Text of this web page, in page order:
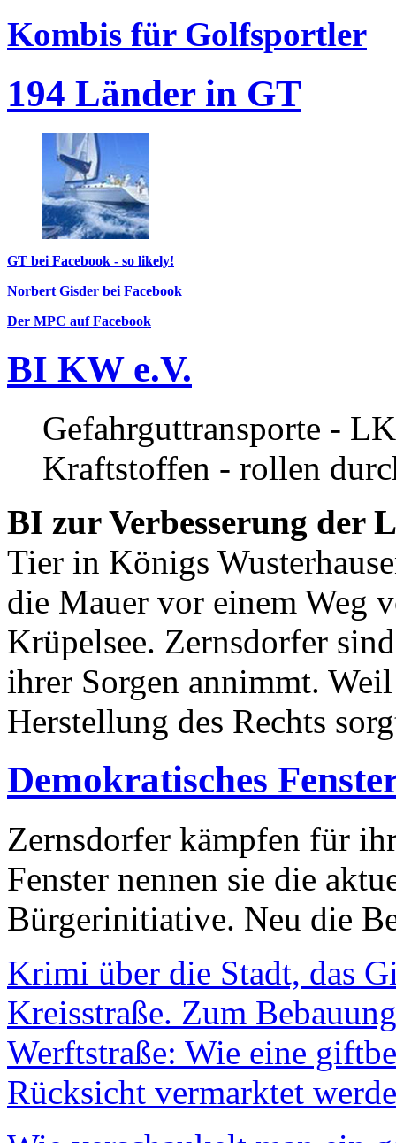
Kombis für Golfsportler
194 Länder in GT
GT bei Facebook - so likely!
Norbert Gisder bei Facebook
Der MPC auf Facebook
BI KW e.V.
Gefahrguttransporte -
Kraftstoffen - rollen
BI zur Verbesserung der
Tier in Königs
die Mauer vor einem Weg
Krüpelsee. Zernsdorfer
ihrer Sorgen annimmt.
Herstellung des Rechts
Demokratisches
Zernsdorfer kämpfen für
Fenster nennen sie die
Bürgerinitiative. Neu die
Krimi über die Stadt, das
Kreisstraße. Zum
Werftstraße: Wie eine
Rücksicht vermarktet